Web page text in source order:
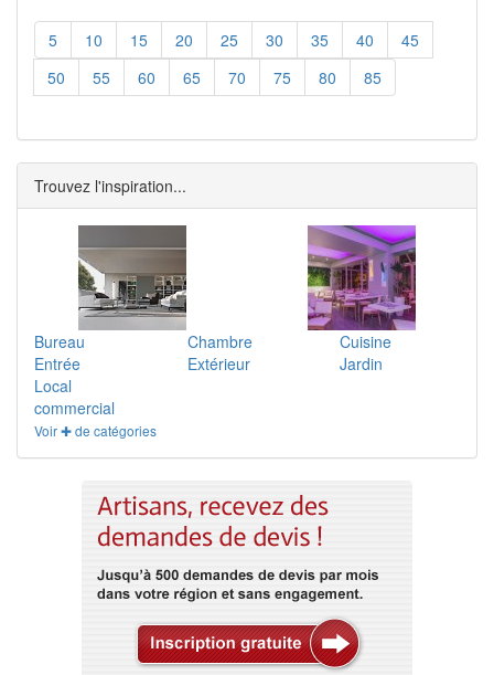
5 10 15 20 25 30 35 40
45
50
55 60 65 70 75 80 85
Trouvez l'inspiration...
Bureau Chambre
Cuisine
Entrée
Extérieur
Jardin
Local
commercial
Voir ✚ de catégories